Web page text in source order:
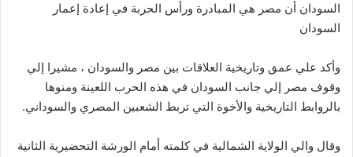
السودان أن مصر هي المبادرة ورأس الحربة في إعادة إعمار
السودان
وأكد علي عمق وتاريخية العلاقات بين مصر والسودان ، مشيرا إلي
وقوف مصر إلي جانب السودان في هذه الحرب اللعينة ومنوها
بالروابط التاريخية والأخوة التي تربط الشعبين المصري والسوداني.
وقال والي الولاية الشمالية في كلمته أمام الورشة التحضيرية الثانية